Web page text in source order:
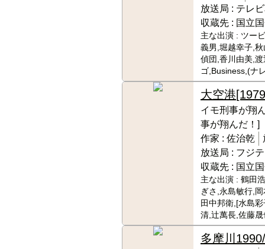
放送局 : テレ
収蔵先 : 国立
主な出演 : ツー
義男,堀越幸子,
偵団,香川由美,
ゴ,Business,(ナ
大空港
イモ刑事が翔
事が翔んだ！]
作家 : 佐治乾
放送局 : フジ
収蔵先 : 国立
主な出演 : 鶴田
ぎさ,永島敏行,
田中邦衛,[水島彩
清,辻萬長,佐藤晟
多摩川